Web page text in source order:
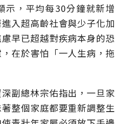
示，平均每30分鐘就新增
入超高齡社會與少子化加
早已超越對疾病本身的恐
在於害怕「一人生病，拖
副總林宗佑指出，一旦家
整個家庭都要重新調整生